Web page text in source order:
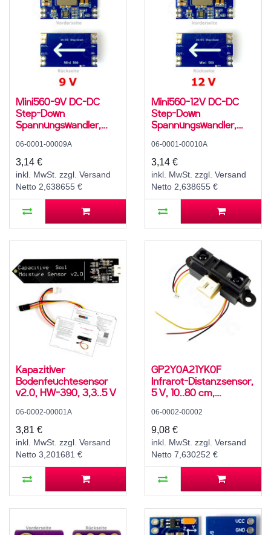
Mini560-9V DC-DC
Step-Down
Spannungswandler,
Converter, 3 A, 11..20 V
zu 9 V
06-0001-00009A
3,14 €
inkl. MwSt. zzgl. Versand
Netto 2,638655 €
Mini560-12V DC-DC
Step-Down
Spannungswandler,
Converter, 3 A, 14..20
V zu 12 V
06-0001-00010A
3,14 €
inkl. MwSt. zzgl. Versand
Netto 2,638655 €
Kapazitiver
Bodenfeuchtesensor
v2.0, HW-390, 3,3..5 V
06-0002-00001A
3,81 €
inkl. MwSt. zzgl. Versand
Netto 3,201681 €
GP2Y0A21YK0F
Infrarot-Distanzsensor,
5 V, 10..80 cm,
06-0002-00002
9,08 €
inkl. MwSt. zzgl. Versand
Netto 7,630252 €